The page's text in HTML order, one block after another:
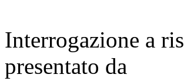
Interrogazione a
presentato da